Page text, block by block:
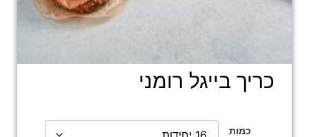
כריך בייגל רומני
כמות